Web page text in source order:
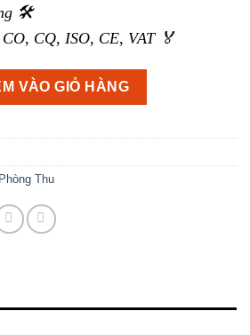
🛠️
CQ, ISO, CE, VAT 🏅
số lượng
VÀO GIỎ HÀNG
Thu